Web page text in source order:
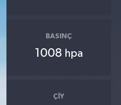
BASINÇ
1008 hpa
ÇIY